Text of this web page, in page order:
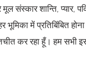
मूल संस्कार शान्ति,
में प्रतिबिंबित
कर रहा हूँ। हम सभी